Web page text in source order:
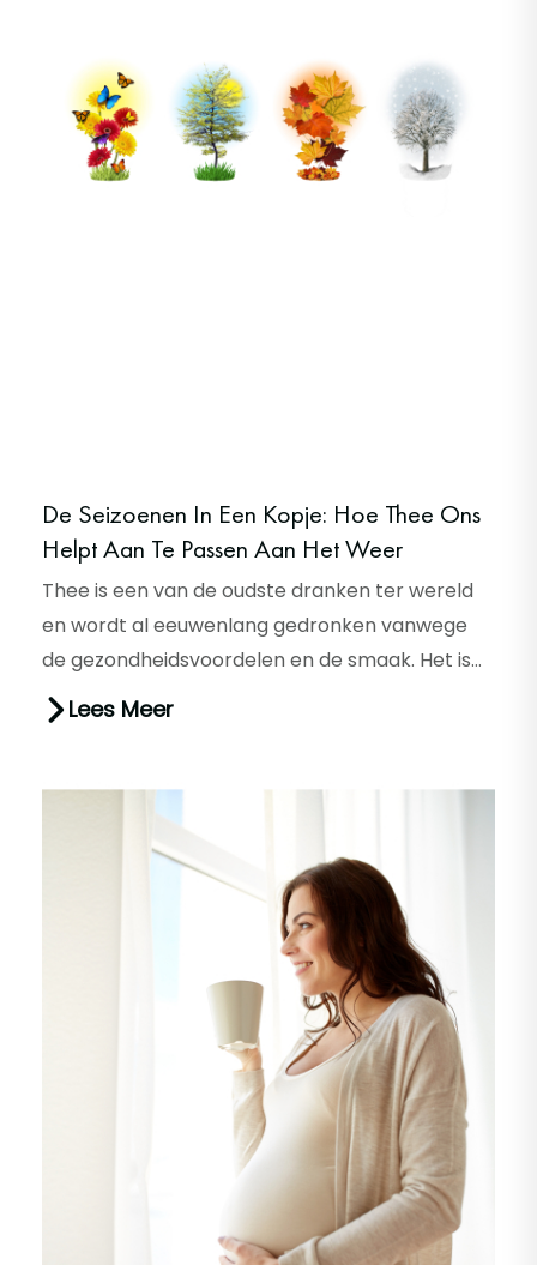
De Seizoenen In Een Kopje: Hoe Thee Ons
Helpt Aan Te Passen Aan Het Weer
Thee is een van de oudste dranken ter wereld
en wordt al eeuwenlang gedronken vanwege
de gezondheidsvoordelen en de smaak. Het is
ook een drank die perfect past...
Lees Meer